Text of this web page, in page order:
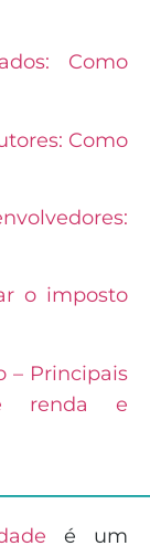
Como
Como
o imposto
– Principais
renda e
é um